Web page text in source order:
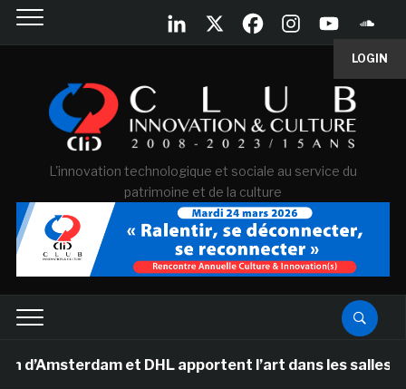
LOGIN
L'innovation technologique et sociale au service du
patrimoine et de la culture
et DHL apportent l’art dans les salles de